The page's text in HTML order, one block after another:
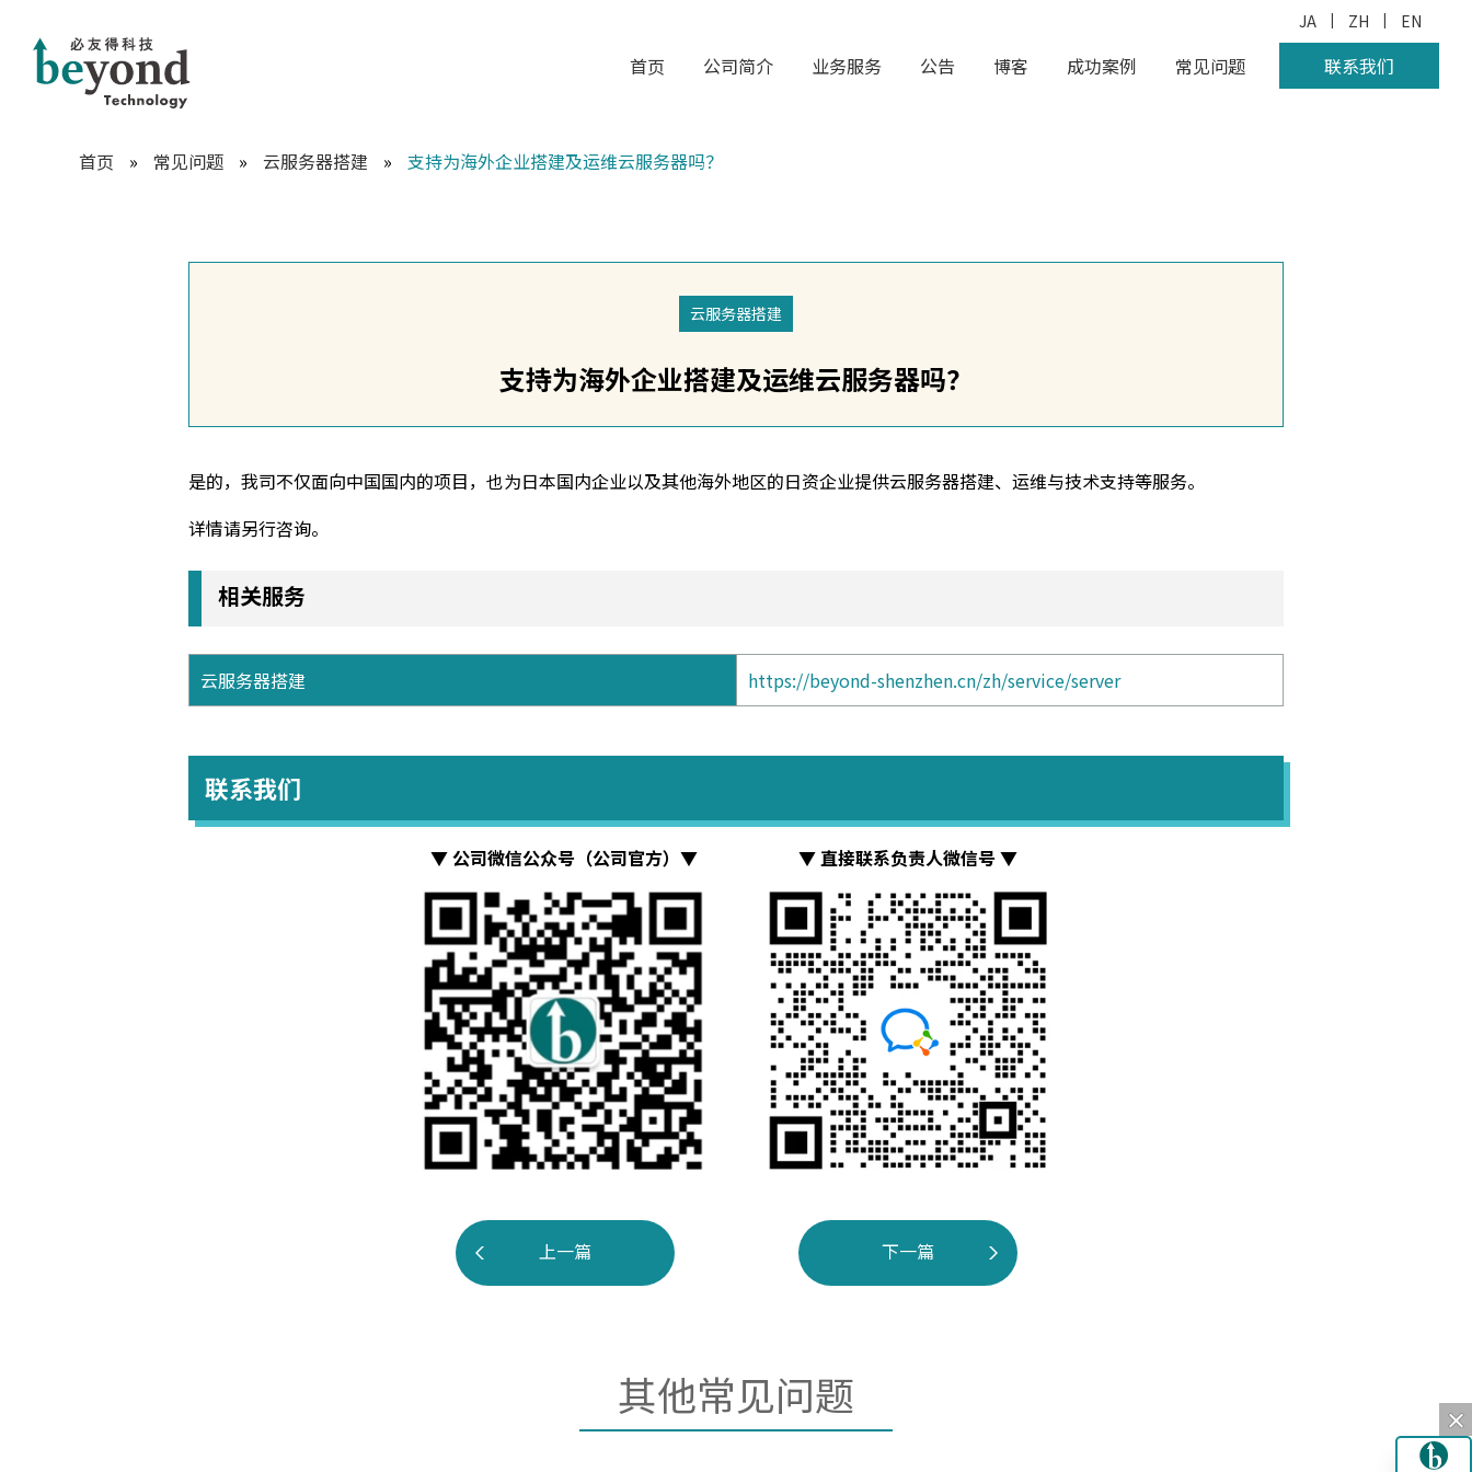
首页 公司简介 业务服务 公告 博客 成功案例 常见问题
JA | ZH | EN
联系我们
首页 » 常见问题 » 云服务器搭建 » 支持为海外企业搭建及运维云服务器吗？
云服务器搭建
支持为海外企业搭建及运维云服务器吗？
是的，我司不仅面向中国国内的项目，也为日本国内企业以及其他海外地区的日资企业提供云服务器搭建、运维与技术支持等服务。
详情请另行咨询。
相关服务
云服务器搭建 https://beyond-shenzhen.cn/zh/service/server
联系我们
▼ 公司微信公众号（公司官方）▼ ▼ 直接联系负责人微信号 ▼
上一篇 下一篇
其他常见问题